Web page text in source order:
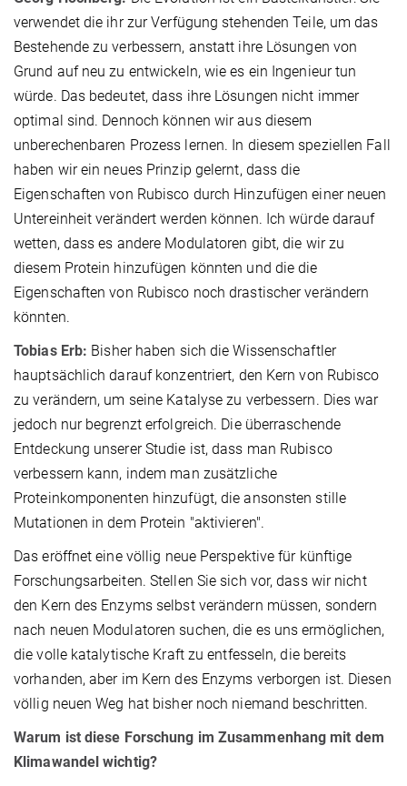
verwendet die ihr zur Verfügung stehenden Teile, um das
Bestehende zu verbessern, anstatt ihre Lösungen von
Grund auf neu zu entwickeln, wie es ein Ingenieur tun
würde. Das bedeutet, dass ihre Lösungen nicht immer
optimal sind. Dennoch können wir aus diesem
unberechenbaren Prozess lernen. In diesem speziellen Fall
haben wir ein neues Prinzip gelernt, dass die
Eigenschaften von Rubisco durch Hinzufügen einer neuen
Untereinheit verändert werden können. Ich würde darauf
wetten, dass es andere Modulatoren gibt, die wir zu
diesem Protein hinzufügen könnten und die die
Eigenschaften von Rubisco noch drastischer verändern
könnten.
Tobias Erb: Bisher haben sich die Wissenschaftler
hauptsächlich darauf konzentriert, den Kern von Rubisco
zu verändern, um seine Katalyse zu verbessern. Dies war
jedoch nur begrenzt erfolgreich. Die überraschende
Entdeckung unserer Studie ist, dass man Rubisco
verbessern kann, indem man zusätzliche
Proteinkomponenten hinzufügt, die ansonsten stille
Mutationen in dem Protein "aktivieren".
Das eröffnet eine völlig neue Perspektive für künftige
Forschungsarbeiten. Stellen Sie sich vor, dass wir nicht
den Kern des Enzyms selbst verändern müssen, sondern
nach neuen Modulatoren suchen, die es uns ermöglichen,
die volle katalytische Kraft zu entfesseln, die bereits
vorhanden, aber im Kern des Enzyms verborgen ist. Diesen
völlig neuen Weg hat bisher noch niemand beschritten.
Warum ist diese Forschung im Zusammenhang mit dem
Klimawandel wichtig?